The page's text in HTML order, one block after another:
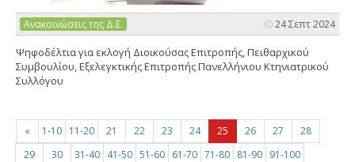
Ανακοινώσεις της Δ.Ε. 24 Σεπτ 2024
Ψηφοδέλτια για εκλογή Διοικούσας Επιτροπής, Πειθαρχικού
Συμβουλίου, Εξελεγκτικής Επιτροπής Πανελλήνιου Κτηνιατρικού
Συλλόγου
« 1-10 11-20 21 22 23 24 25 26 27
28
29
30 31-40 41-50 51-60 61-70 71-80 81-90 91-100